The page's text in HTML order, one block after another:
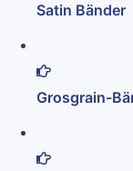
Satin Bänder
Grosgrain-